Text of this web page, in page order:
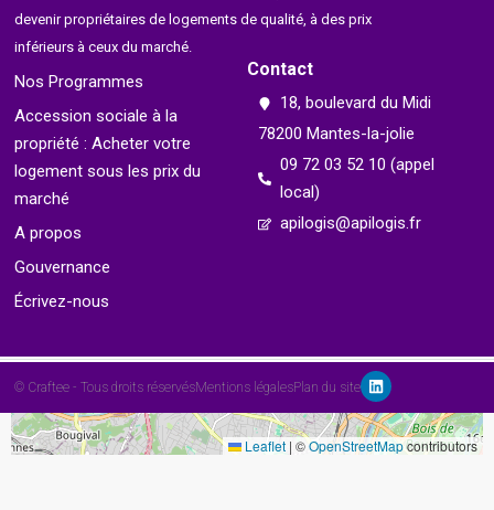
Leaflet | ©OpenStreetMapcontributors
devenir propriétaires de logements de qualité, à des prix
inférieurs à ceux du marché.
Nos Programmes
Accession sociale à la
propriété : Acheter votre
logement sous les prix du
marché
A propos
Gouvernance
Écrivez-nous
Contact
18, boulevard du Midi
78200 Mantes-la-jolie
09 72 03 52 10 (appel
local)
apilogis@apilogis.fr
© Craftee - Tous droits réservésMentions légalesPlan du site